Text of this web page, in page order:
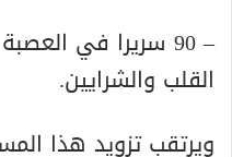
– 90 سريرا في
القلب والشرايين.
ويرتقب تزويد هذا